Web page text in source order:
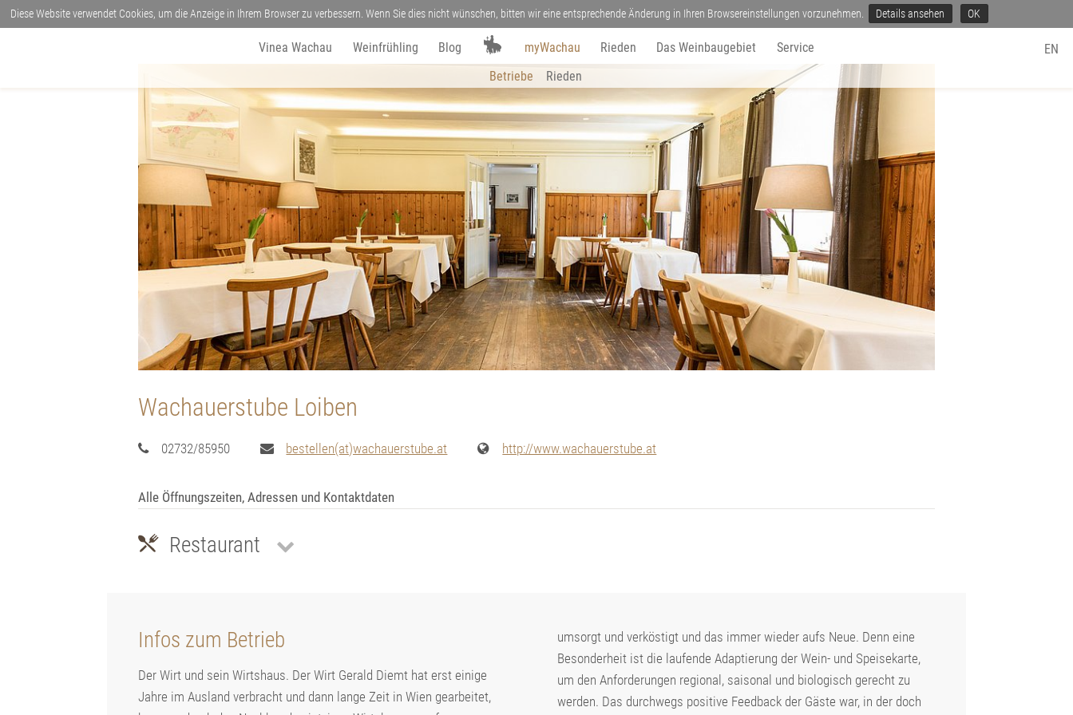
Diese Website verwendet Cookies, um die Anzeige in Ihrem Browser zu verbessern. Wenn Sie dies nicht wünschen, bitten wir eine entsprechende Änderung in Ihren Browsereinstellungen vorzunehmen. Details ansehen OK
Vinea Wachau Weinfrühling Blog
myWachau
Betriebe
Rieden
Rieden Das Weinbaugebiet Service EN
Wachauerstube Loiben
02732/85950 bestellen(at)wachauerstube.at http://www.wachauerstube.at
Alle Öffnungszeiten, Adressen und Kontaktdaten
Restaurant
Infos zum Betrieb
Der Wirt und sein Wirtshaus. Der Wirt Gerald Diemt hat erst einige
Jahre im Ausland verbracht und dann lange Zeit in Wien gearbeitet,
umsorgt und verköstigt und das immer wieder aufs Neue. Denn eine
Besonderheit ist die laufende Adaptierung der Wein- und Speisekarte,
um den Anforderungen regional, saisonal und biologisch gerecht zu
werden. Das durchwegs positive Feedback der Gäste war, in der doch